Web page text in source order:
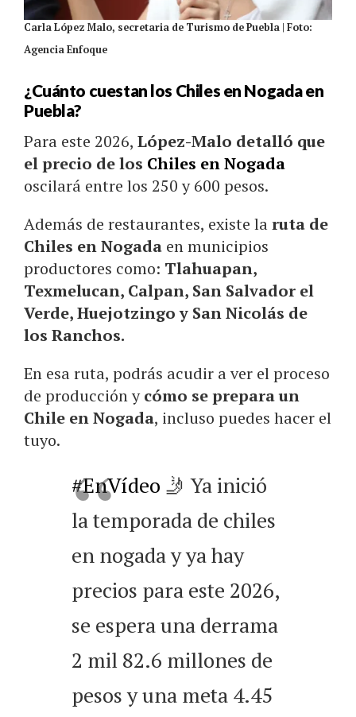
Carla López Malo, secretaria de Turismo de Puebla | Foto:
Agencia Enfoque
¿Cuánto cuestan los Chiles en Nogada en
Puebla?
Para este 2026, López-Malo detalló que
el precio de los Chiles en Nogada
oscilará entre los 250 y 600 pesos.
Además de restaurantes, existe laruta de
Chiles en Nogada en municipios
productores como: Tlahuapan,
Texmelucan, Calpan, San Salvador el
Verde, Huejotzingo y San Nicolás de
los Ranchos.
En esa ruta, podrás acudir a ver el proceso
de producción ycómo se prepara un
Chile en Nogada, incluso puedes hacer el
tuyo.
#EnVídeo 🤳 Ya inició
la temporada de chiles
en nogada y ya hay
precios para este 2026,
se espera una derrama
2 mil 82.6 millones de
pesos y una meta 4.45